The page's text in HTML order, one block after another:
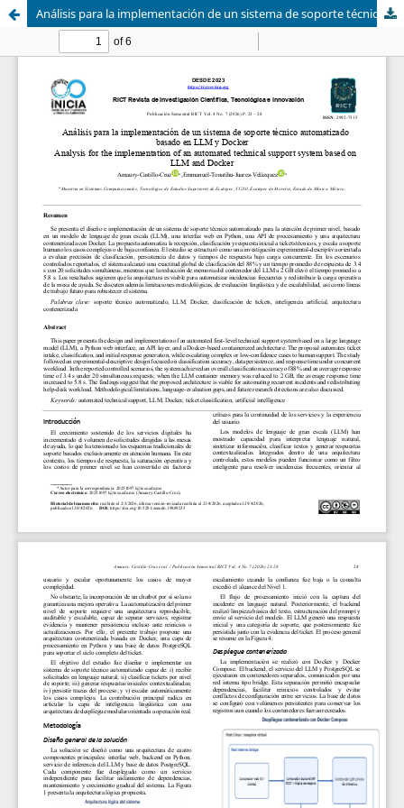
Análisis para la implementación de un sistema de soporte técnico automatizado basado en LLM y Docker